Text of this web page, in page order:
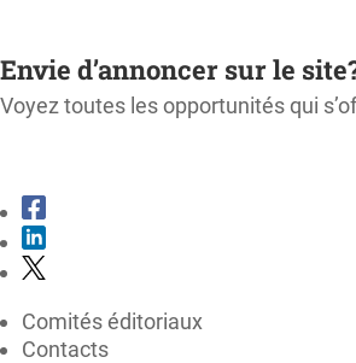
Envie d’annoncer sur le
Voyez toutes les opportunités qui
Comités éditoriaux
Contacts